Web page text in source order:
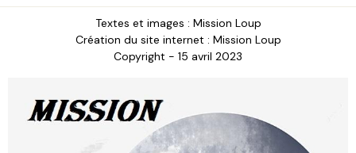
Textes et images : Mission Loup
Création du site internet : Mission Loup
Copyright - 15 avril 2023